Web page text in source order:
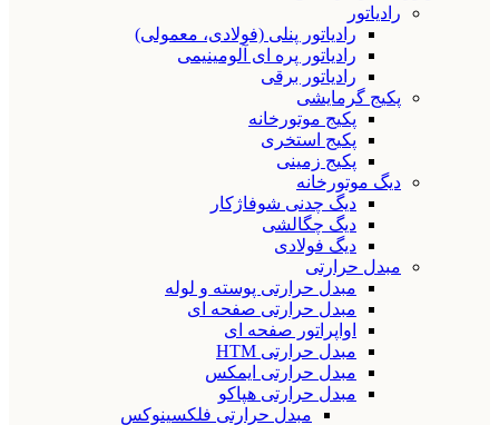
رادیاتور
رادیاتور پنلی (فولادی، معمولی)
رادیاتور پره ای آلومینیمی
رادیاتور برقی
پکیج گرمایشی
پکیج موتورخانه
پکیج استخری
پکیج زمینی
دیگ موتورخانه
دیگ چدنی شوفاژکار
دیگ چگالشی
دیگ فولادی
مبدل حرارتی
مبدل حرارتی پوسته و لوله
مبدل حرارتی صفحه ای
اواپراتور صفحه ای
مبدل حرارتی HTM
مبدل حرارتی ایمکس
مبدل حرارتی هپاکو
مبدل حرارتی فلکسینوکس